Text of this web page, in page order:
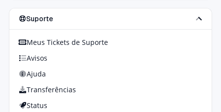
Suporte
Meus Tickets de Suporte
Avisos
Ajuda
Transferências
Status